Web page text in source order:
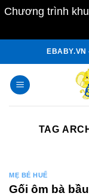
Chương trình
content
EBABY.VN
TAG
MẸ BÉ HUẾ
Gối ôm bà